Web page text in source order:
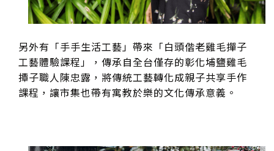
另外有「手手生活工藝」帶來「白頭偕老雞毛撣子
工藝體驗課程」，傳承自全台僅存的彰化埔鹽雞毛
撢子職人陳忠露，將傳統工藝轉化成親子共享手作
課程，讓市集也帶有寓教於樂的文化傳承意義。